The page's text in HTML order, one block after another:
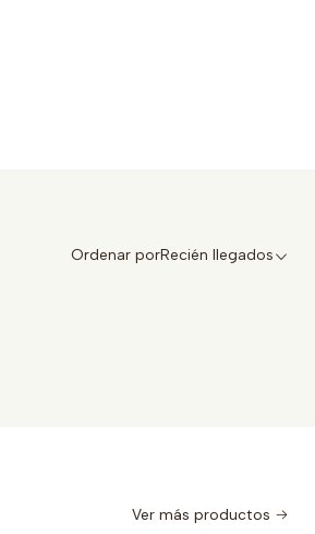
Ordenar porRecién llegados
Ver más productos